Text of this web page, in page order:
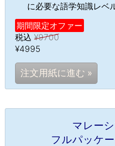
に必要な語学知識レベ
期間限定オファー
税込 ¥9700
¥4995
注文用紙に進む »
マレー
フルパッケ